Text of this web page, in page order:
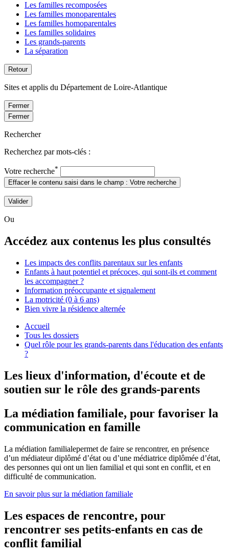
Les familles recomposées
Les familles monoparentales
Les familles homoparentales
Les familles solidaires
Les grands-parents
La séparation
Retour
Sites et applis du Département de Loire-Atlantique
Fermer
Fermer
Rechercher
Recherchez par mots-clés :
Votre recherche*
Effacer le contenu saisi dans le champ : Votre recherche
Valider
Ou
Accédez aux contenus les plus consultés
Les impacts des conflits parentaux sur les enfants
Enfants à haut potentiel et précoces, qui sont-ils et comment
les accompagner ?
Information préoccupante et signalement
La motricité (0 à 6 ans)
Bien vivre la résidence alternée
Accueil
Tous les dossiers
Quel rôle pour les grands-parents dans l'éducation des enfants
?
Les lieux d'information, d'écoute et de
soutien sur le rôle des grands-parents
La médiation familiale, pour favoriser la
communication en famille
La médiation familialepermet de faire se rencontrer, en présence
d’un médiateur diplômé d’état ou d’une médiatrice diplômée d’état,
des personnes qui ont un lien familial et qui sont en conflit, et en
difficulté de communication.
En savoir plus sur la médiation familiale
Les espaces de rencontre, pour
rencontrer ses petits-enfants en cas de
conflit familial